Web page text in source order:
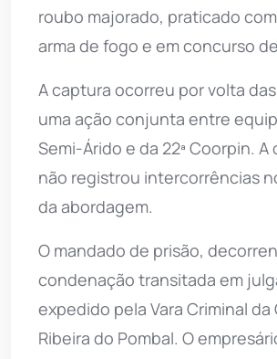
roubo majorado, praticado
arma de fogo e em concurso
A captura ocorreu por volta das
uma ação conjunta entre
Semi-Árido e da 22ª Coorpin. A
não registrou intercorrências
da abordagem.
O mandado de prisão,
condenação transitada em
expedido pela Vara Criminal da
Ribeira do Pombal. O